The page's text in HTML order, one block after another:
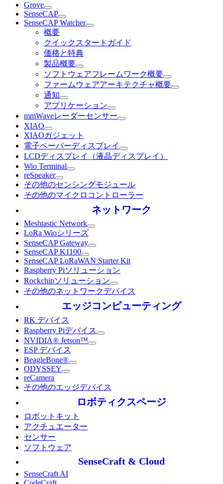
Grove
SenseCAP
SenseCAP Watcher
概要
クイックスタートガイド
価格と特典
製品概要
ソフトウェアフレームワーク概要
ファームウェアアーキテクチャ概要
通知
アプリケーション
mmWaveレーダーセンサー
XIAO
XIAOガジェット
電子ペーパーディスプレイ
LCDディスプレイ（液晶ディスプレイ）
Wio Terminal
reSpeaker
その他のセンシングモジュール
その他のマイクロコントローラー
ネットワーク
Meshtastic Network
LoRa Wioシリーズ
SenseCAP Gateway
SenseCAP K1100
SenseCAP LoRaWAN Starter Kit
Raspberry Piソリューション
Rockchipソリューション
その他のネットワークデバイス
エッジコンピューティング
RK デバイス
Raspberry Piデバイス
NVIDIA® Jetson™
ESP デバイス
BeagleBone®
ODYSSEY
reCamera
その他のエッジデバイス
ロボティクスページ
ロボットキット
アクチュエーター
センサー
ソフトウェア
SenseCraft & Cloud
SenseCraft AI